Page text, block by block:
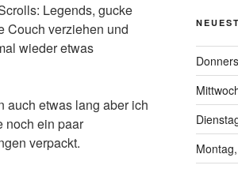
Legends, gucke
Couch verziehen und
wieder etwas
auch etwas lang aber ich
noch ein paar
verpackt.